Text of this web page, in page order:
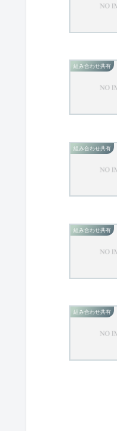
組み合わせ共有
組み合わせ共有
組み合わせ共有
組み合わせ共有